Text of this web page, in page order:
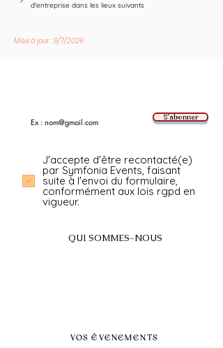
d'entreprise dans les lieux suivants
Mise à jour : 9/7/2026
S'abonner
J'accepte d'être recontacté(e)
par Symfonia Events, faisant
suite à l'envoi du formulaire,
conformément aux lois rgpd en
vigueur.
QUI SOMMES-NOUS
VOS ÉVENEMENTS